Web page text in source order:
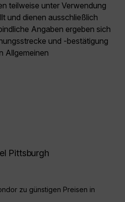
teilweise unter Verwendung
und dienen ausschließlich
Angaben ergeben sich
und -bestätigung
Allgemeinen
Pittsburgh
zu günstigen Preisen in